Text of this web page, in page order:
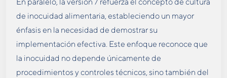
de inocuidad alimentaria, estableciendo un mayor
énfasis en la necesidad de demostrar su
implementación efectiva. Este enfoque reconoce que
la inocuidad no depende únicamente de
procedimientos y controles técnicos, sino también del